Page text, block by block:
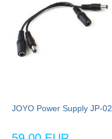
JOYO Power Supply JP-02